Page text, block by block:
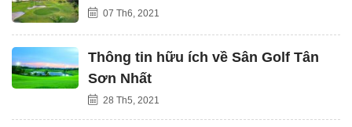
07 Th6, 2021
Thông tin hữu ích về Sân Golf Tân
Sơn Nhất
28 Th5, 2021